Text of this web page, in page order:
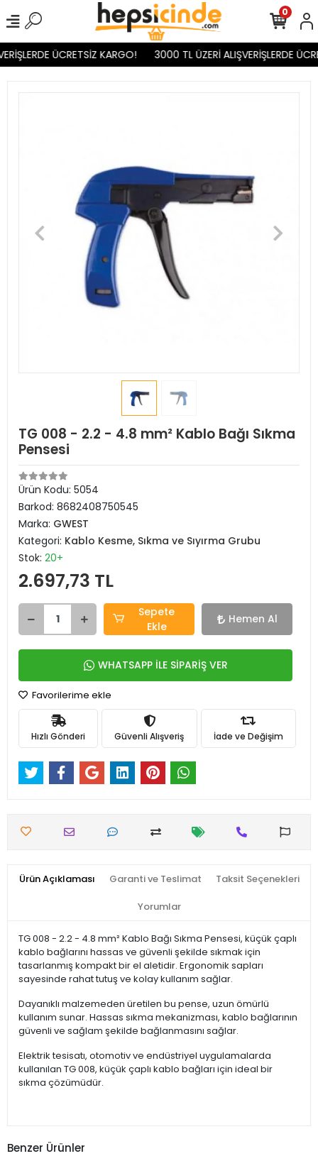
ÜCRETSİZ KARGO! 3000 TL ÜZERİ ALIŞVERİŞLERDE
0
TG 008 - 2.2 - 4.8 mm² Kablo Bağı Sıkma
Pensesi
Ürün Kodu: 5054
Barkod: 8682408750545
Marka: GWEST
Kategori: Kablo Kesme, Sıkma ve Sıyırma Grubu
Stok: 20+
2.697,73 TL
Sepete
Ekle
Hemen Al
WHATSAPP İLE SİPARİŞ VER
Favorilerime ekle
Hızlı Gönderi Güvenli Alışveriş İade ve Değişim
Ürün Açıklaması Garanti ve Teslimat Taksit Seçenekleri
Yorumlar
TG 008 - 2.2 - 4.8 mm² Kablo Bağı Sıkma Pensesi, küçük çaplı
kablo bağlarını hassas ve güvenli şekilde sıkmak için
tasarlanmış kompakt bir el aletidir. Ergonomik sapları
sayesinde rahat tutuş ve kolay kullanım sağlar.
Dayanıklı malzemeden üretilen bu pense, uzun ömürlü
kullanım sunar. Hassas sıkma mekanizması, kablo bağlarının
güvenli ve sağlam şekilde bağlanmasını sağlar.
Elektrik tesisatı, otomotiv ve endüstriyel uygulamalarda
kullanılan TG 008, küçük çaplı kablo bağları için ideal bir
sıkma çözümüdür.
Benzer Ürünler